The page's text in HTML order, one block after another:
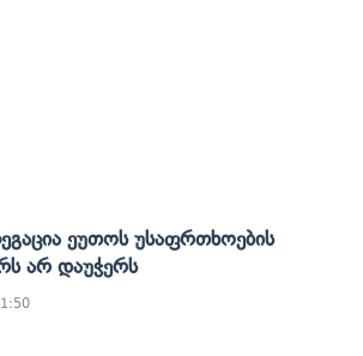
Ეუთოს Უსაფრთხოების
Არ Დაუჭერს